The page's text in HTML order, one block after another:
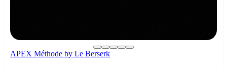
APEX Méthode by Le Berserk